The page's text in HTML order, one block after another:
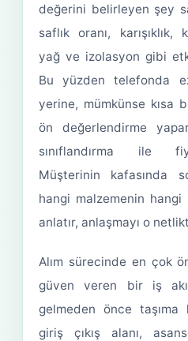
değerini belirleyen şey
saflık oranı,
yağ ve izolasyon gibi
Bu yüzden telefonda
yerine, mümkünse kısa
ön değerlendirme
sınıflandırma ile
Müşterinin kafasında
hangi malzemenin hangi
anlatır, anlaşmayı o
Alım sürecinde en çok
güven veren bir iş
gelmeden önce taşıma
giriş çıkış alanı,